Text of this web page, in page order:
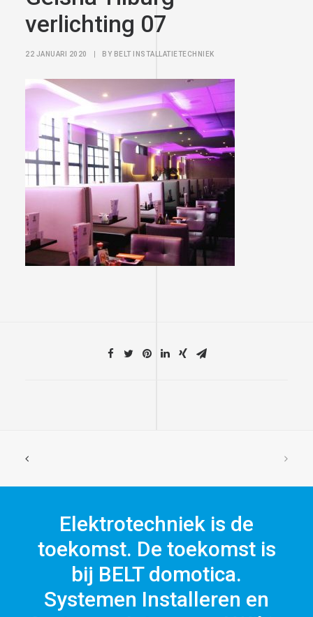
verlichting 07
22 JANUARI 2020 BY BELT INSTALLATIETECHNIEK
Elektrotechniek is de
toekomst. De toekomst is
bij BELT domotica.
Systemen Installeren en